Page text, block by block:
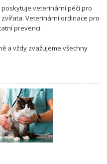
poskytuje veterinární péči pro
Veterinární ordinace pro
prevenci.
a vždy zvažujeme všechny